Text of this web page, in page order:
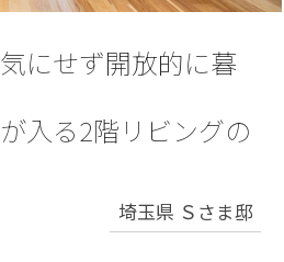
検索
がい福祉施設
・賃貸経営をご検討の方
にせず開放的に暮
入る2階リビングの
埼玉県 Ｓさま邸